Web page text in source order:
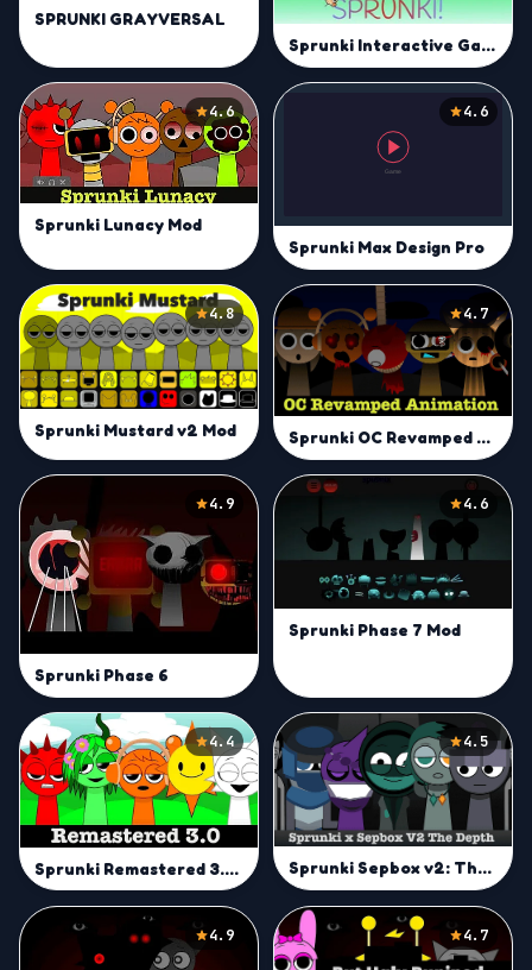
SPRUNKI GRAYVERSAL
Sprunki Interactive Game
4.6
Sprunki Lunacy Mod
4.6
Sprunki Max Design Pro
4.8
Sprunki Mustard v2 Mod
4.7
Sprunki OC Revamped Mod
4.9
Sprunki Phase 6
4.6
Sprunki Phase 7 Mod
4.4
Sprunki Remastered 3.0 Mod
4.5
Sprunki Sepbox v2: The Depth
4.9 4.7